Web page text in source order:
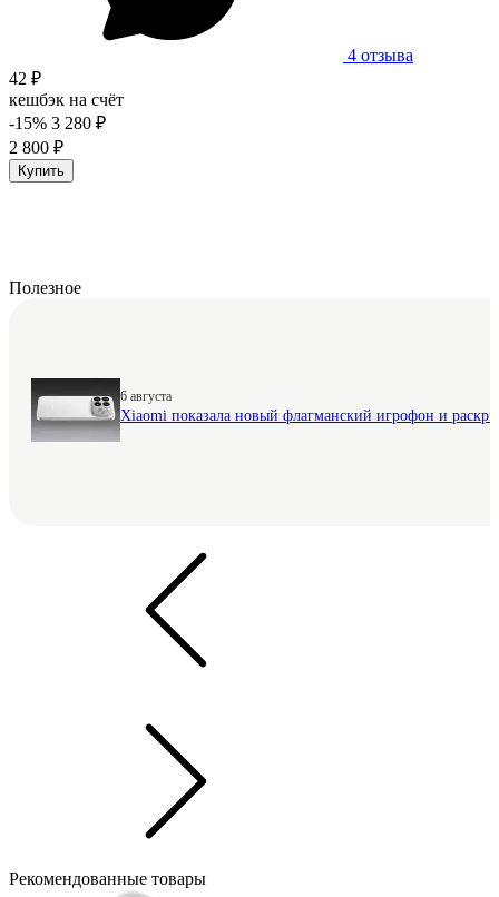
4 отзыва
42 ₽
кешбэк на счёт
-15% 3 280 ₽
2 800 ₽
Купить
Полезное
6 августа
Xiaomi показала новый флагманский игрофон и
Рекомендованные товары